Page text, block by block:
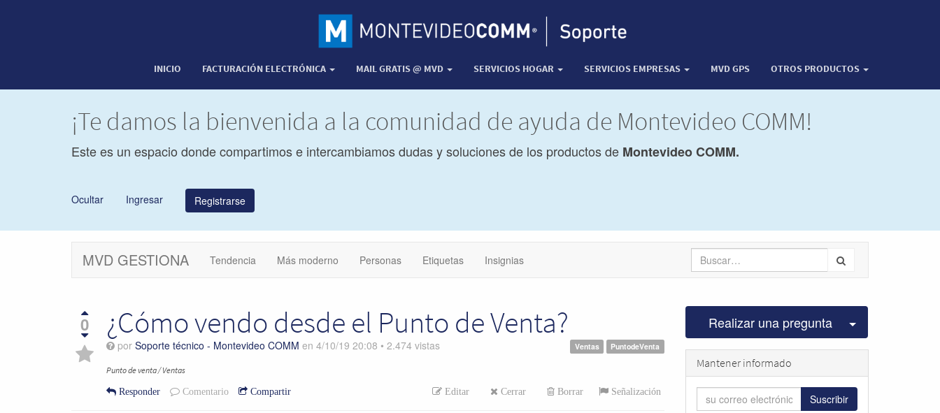
INICIO FACTURACIÓN ELECTRÓNICA MAIL GRATIS @ MVD SERVICIOS HOGAR SERVICIOS EMPRESAS MVD GPS OTROS PRODUCTOS
¡Te damos la bienvenida a la comunidad de ayuda de Montevideo COMM!
Este es un espacio donde compartimos e intercambiamos dudas y soluciones de los productos de Montevideo COMM.
Ocultar Ingresar Registrarse
MVD GESTIONA Tendencia Más moderno Personas Etiquetas Insignias
0 ¿Cómo vendo desde el Punto de Venta?
Ventas PuntodeVenta
por Soporte técnico - Montevideo COMM en 4/10/19 20:08 • 2.474 vistas
Punto de venta / Ventas
Editar Cerrar Borrar Señalización
Responder Comentario Compartir
Realizar una pregunta Seleccionar
Mantener informado
Suscribir